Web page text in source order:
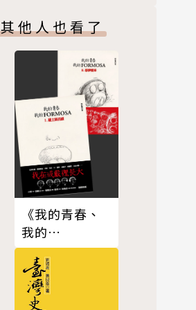
其他人也看了
《我的青春、
我的
FORMOSA》合
輯